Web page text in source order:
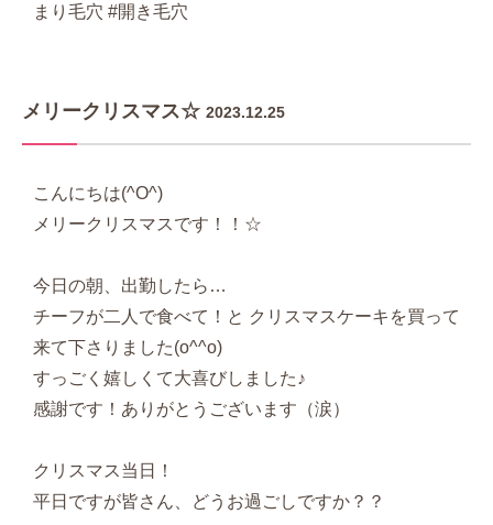
まり毛穴 #開き毛穴
メリークリスマス☆ 2023.12.25
こんにちは(^O^)
メリークリスマスです！！☆
今日の朝、出勤したら…
チーフが二人で食べて！と クリスマスケーキを買って
来て下さりました(o^^o)
すっごく嬉しくて大喜びしました♪
感謝です！ありがとうございます（涙）
クリスマス当日！
平日ですが皆さん、どうお過ごしですか？？